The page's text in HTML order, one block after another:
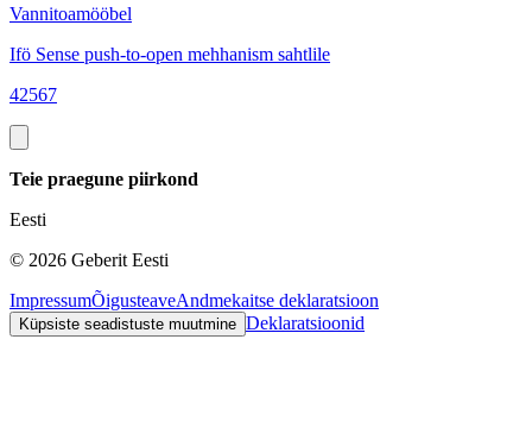
Vannitoamööbel
Ifö Sense push-to-open mehhanism sahtlile
42567
Teie praegune piirkond
Eesti
© 2026 Geberit Eesti
ImpressumÕigusteaveAndmekaitse deklaratsioon
Küpsiste seadistuste muutmine Deklaratsioonid